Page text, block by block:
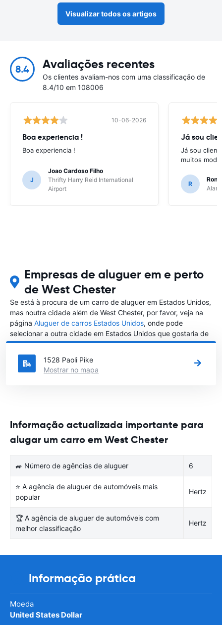
Visualizar todos os artigos
8.4 Avaliações recentes
Os clientes avaliam-nos com uma classificação de
8.4/10 em 108006
10-06-2026
Boa experiencia !
Boa experiencia !
J
Joao Cardoso Filho
Thrifty Harry Reid International
Airport
Já sou
Já sou
muitos
R
Empresas de aluguer em e perto
de West Chester
Se está à procura de um carro de aluguer em Estados Unidos,
mas noutra cidade além de West Chester, por favor, veja na
página Aluguer de carros Estados Unidos, onde pode
selecionar a outra cidade em Estados Unidos que gostaria de
alugar um carro
1528 Paoli Pike
Mostrar no mapa
Informação actualizada importante para
alugar um carro em West Chester
🚙 Número de agências de aluguer 6
⭐ A agência de aluguer de automóveis mais
popular
Hertz
🏆 A agência de aluguer de automóveis com
melhor classificação
Hertz
Informação prática
Moeda
United States Dollar